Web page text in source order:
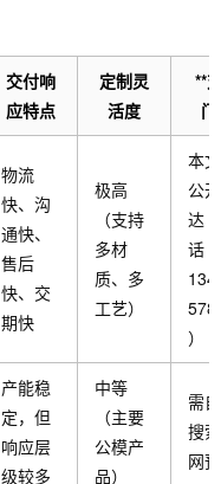
交付响
应特点
定制灵
活度
**
物流
快、沟
通快、
售后
快、交
期快
极高
（支持
多材
质、多
工艺）
本
公
达
话
）
产能稳
定，但
响应层
级较多
中等
（主要
公模产
品）
需
搜
网